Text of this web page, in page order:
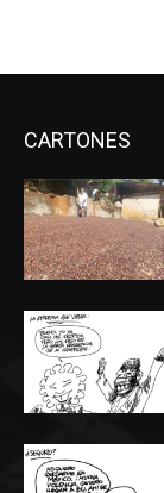
CARTONES